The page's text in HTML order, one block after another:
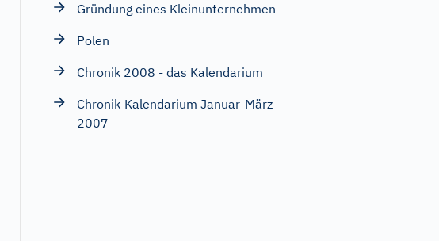
Gründung eines Kleinunternehmen
Polen
Chronik 2008 - das Kalendarium
Chronik-Kalendarium Januar-März
2007